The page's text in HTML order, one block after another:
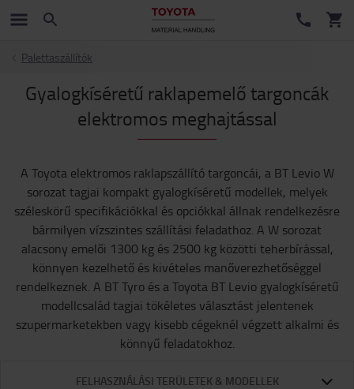
Palettaszállítók
Gyalogkíséretű raklapemelő targoncák
elektromos meghajtással
A Toyota elektromos raklapszállító targoncái, a BT Levio W
sorozat tagjai kompakt gyalogkíséretű modellek, melyek
széleskörű specifikációkkal és opciókkal állnak rendelkezésre
bármilyen vízszintes szállítási feladathoz. A W sorozat
alacsony emelői 1300 kg és 2500 kg közötti teherbírással,
könnyen kezelhető és kivételes manőverezhetőséggel
rendelkeznek. A BT Tyro és a Toyota BT Levio gyalogkíséretű
modellcsalád tagjai tökéletes választást jelentenek
szupermarketekben vagy kisebb cégeknél végzett alkalmi és
könnyű feladatokhoz.
FELHASZNÁLÁSI TERÜLETEK & MODELLEK